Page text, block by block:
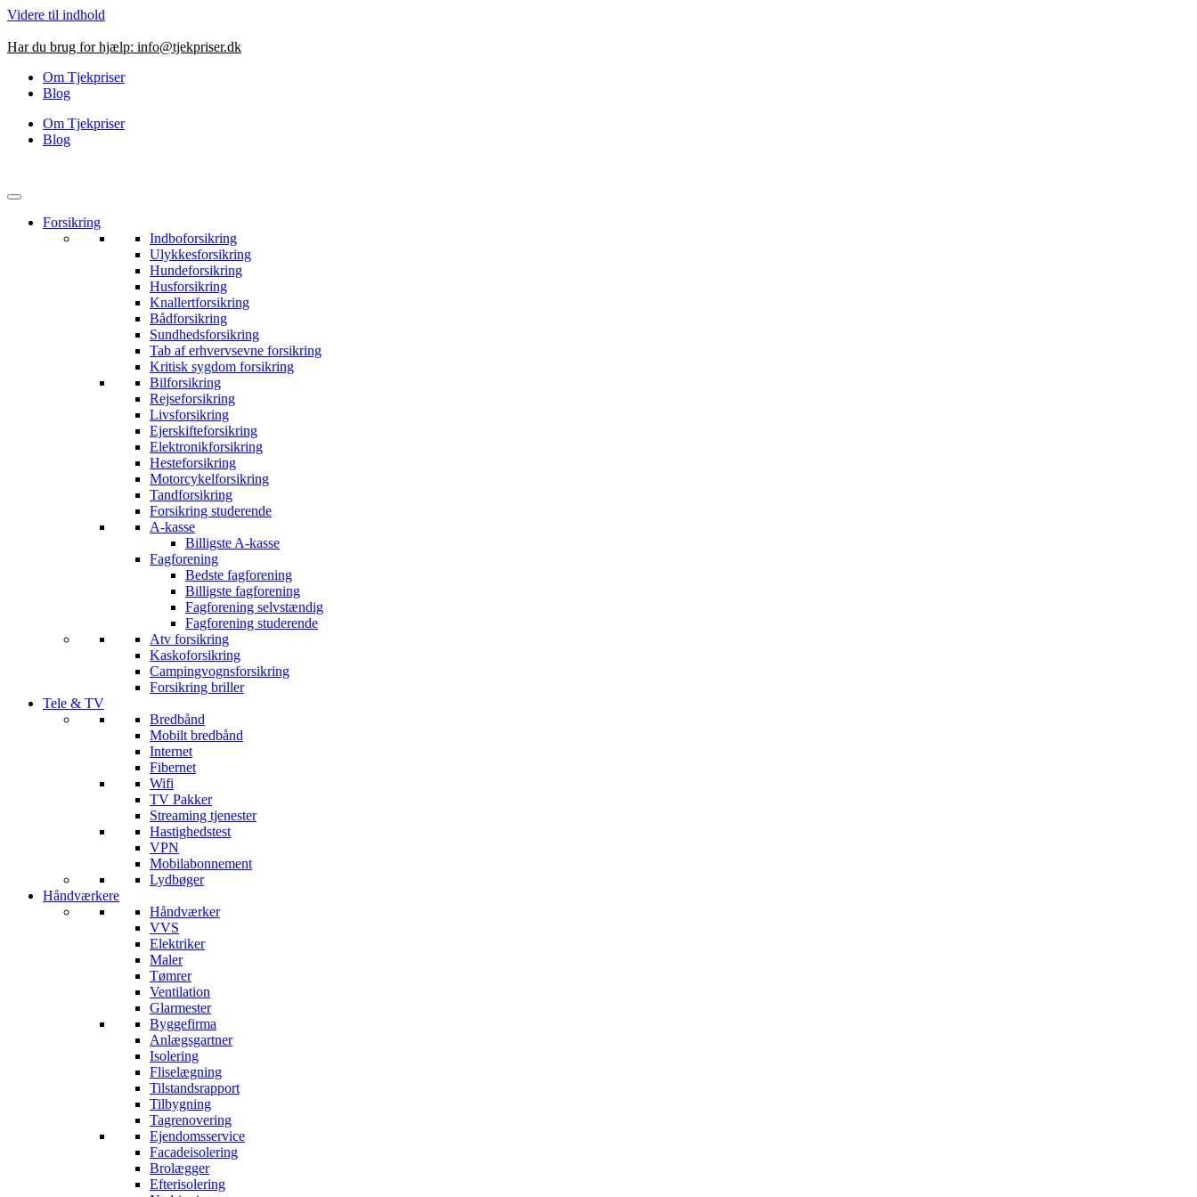
Videre til indhold
Har du brug for hjælp: info@tjekpriser.dk
Om Tjekpriser
Blog
Om Tjekpriser
Blog
Forsikring
Indboforsikring
Ulykkesforsikring
Hundeforsikring
Husforsikring
Knallertforsikring
Bådforsikring
Sundhedsforsikring
Tab af erhvervsevne forsikring
Kritisk sygdom forsikring
Bilforsikring
Rejseforsikring
Livsforsikring
Ejerskifteforsikring
Elektronikforsikring
Hesteforsikring
Motorcykelforsikring
Tandforsikring
Forsikring studerende
A-kasse
Billigste A-kasse
Fagforening
Bedste fagforening
Billigste fagforening
Fagforening selvstændig
Fagforening studerende
Atv forsikring
Kaskoforsikring
Campingvognsforsikring
Forsikring briller
Tele & TV
Bredbånd
Mobilt bredbånd
Internet
Fibernet
Wifi
TV Pakker
Streaming tjenester
Hastighedstest
VPN
Mobilabonnement
Lydbøger
Håndværkere
Håndværker
VVS
Elektriker
Maler
Tømrer
Ventilation
Glarmester
Byggefirma
Anlægsgartner
Isolering
Fliselægning
Tilstandsrapport
Tilbygning
Tagrenovering
Ejendomsservice
Facadeisolering
Brolægger
Efterisolering